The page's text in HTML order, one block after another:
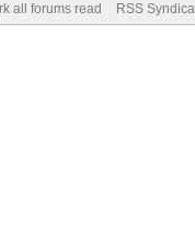
all forums read RSS